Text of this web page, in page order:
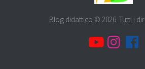
Blog didattico © 2026. Tutti i